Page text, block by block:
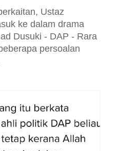
Ustaz
ke dalam drama
Dusuki - DAP - Rara
persoalan